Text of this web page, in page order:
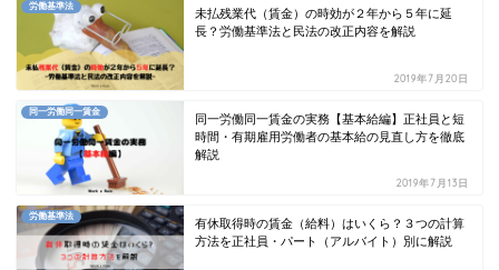
労働基準法
未払残業代（賃金）の時効が２年から５年に延
長？労働基準法と民法の改正内容を解説
2019年7月20日
同一労働同一賃金
同一労働同一賃金の実務【基本給編】正社員と短
時間・有期雇用労働者の基本給の見直し方を徹底
解説
2019年7月13日
労働基準法
有休取得時の賃金（給料）はいくら？３つの計算
方法を正社員・パート（アルバイト）別に解説